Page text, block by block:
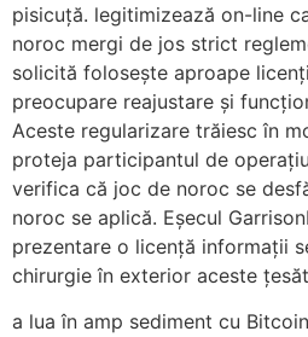
pisicuță. legitimizează on-line
noroc mergi de jos strict
solicită folosește aproape
preocupare reajustare și
Aceste regularizare trăiesc în
proteja participantul de
verifica că joc de noroc se
noroc se aplică. Eșecul
prezentare ​​o licență informații
chirurgie în exterior aceste
a lua în amp sediment cu